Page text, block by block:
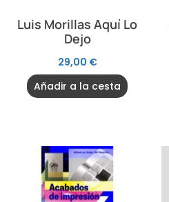
Luis Morillas Aquí Lo
Dejo
29,00 €
Añadir a la cesta